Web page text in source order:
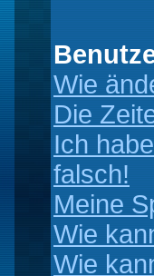
Wie
Die
Ich
falsch!
Meine
Wie
Wie